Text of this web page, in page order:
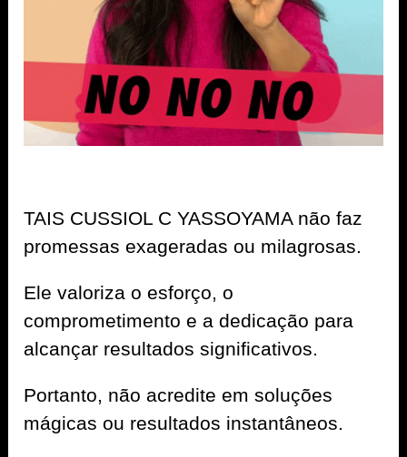
TAIS CUSSIOL C YASSOYAMA não faz
promessas exageradas ou milagrosas.
Ele valoriza o esforço, o
comprometimento e a dedicação para
alcançar resultados significativos.
Portanto, não acredite em soluções
mágicas ou resultados instantâneos.